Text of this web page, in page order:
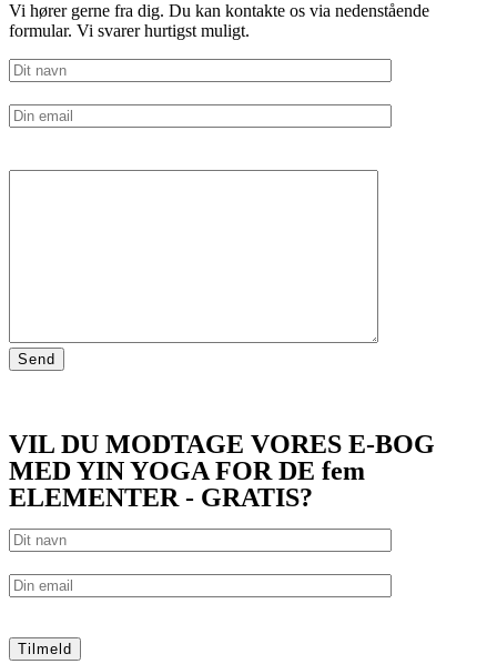
Vi hører gerne fra dig. Du kan kontakte os via nedenstående
formular. Vi svarer hurtigst muligt.
VIL DU MODTAGE VORES E-BOG
MED YIN YOGA FOR DE fem
ELEMENTER - GRATIS?